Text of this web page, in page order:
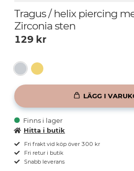
Tragus / helix piercing
Zirconia sten
129 kr
LÄGG I
Finns i lager
Hitta i butik
Fri frakt vid köp över 300 kr
Fri retur i butik
Snabb leverans